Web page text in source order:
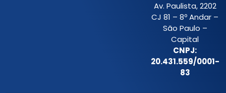
Av. Paulista, 2202
CJ 81 – 8º Andar –
São Paulo –
Capital
CNPJ:
20.431.559/0001-
83